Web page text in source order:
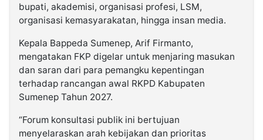
bupati, akademisi, organisasi profesi, LSM,
organisasi kemasyarakatan, hingga insan media.
Kepala Bappeda Sumenep, Arif Firmanto,
mengatakan FKP digelar untuk menjaring masukan
dan saran dari para pemangku kepentingan
terhadap rancangan awal RKPD Kabupaten
Sumenep Tahun 2027.
“Forum konsultasi publik ini bertujuan
menyelaraskan arah kebijakan dan prioritas